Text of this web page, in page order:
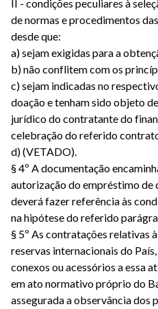
II - condições peculiares à
de normas e procedimentos
desde que:
a) sejam exigidas para a
b) não conflitem com os
c) sejam indicadas no
doação e tenham sido objeto
jurídico do contratante do
celebração do referido
d) (VETADO).
§ 4º A documentação
autorização do empréstimo de
deverá fazer referência às
na hipótese do referido
§ 5º As contratações relativas
reservas internacionais do
conexos ou acessórios a essa
em ato normativo próprio do
assegurada a observância dos